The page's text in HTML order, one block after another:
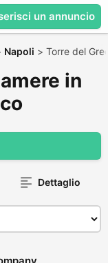
un annuncio
Napoli > Torre del
in
Dettaglio